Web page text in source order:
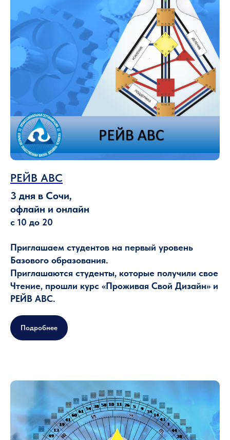
РЕЙВ АВС
3 дня в Сочи,
офлайн и онлайн
с 10 до 20
Приглашаем студентов на первый уровень
Базового образования.
Приглашаются студенты, которые получили свое
Чтение, прошли курс «Проживая Свой Дизайн» и
РЕЙВ АВС.
Подробнее